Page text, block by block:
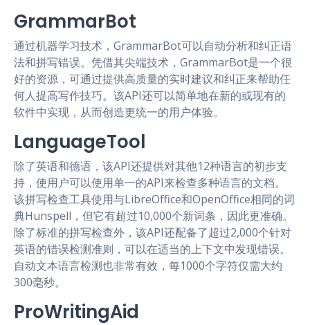
GrammarBot
通过机器学习技术，GrammarBot可以自动分析和纠正语
法和拼写错误。凭借其尖端技术，GrammarBot是一个很
好的资源，可通过提供高质量的实时建议和纠正来帮助任
何人提高写作技巧。该API还可以简单地在新的或现有的
软件中实现，从而创造更统一的用户体验。
LanguageTool
除了英语和德语，该API还提供对其他12种语言的初步支
持，使用户可以使用单一的API来检查多种语言的文档。
该拼写检查工具使用与LibreOffice和OpenOffice相同的词
典Hunspell，但它有超过10,000个新词条，因此更准确。
除了标准的拼写检查外，该API还配备了超过2,000个针对
英语的错误检测准则，可以在适当的上下文中发现错误。
自动文本语言检测也非常有效，每1000个字符仅需大约
300毫秒。
ProWritingAid